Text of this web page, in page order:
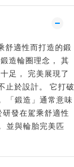
舒適性而打造的鍛
造輪圈理念， 其
足， 完美展現了
止於設計。 它打破
「鍛造」通常意味
發在駕乘舒適性
並與輪胎完美匹